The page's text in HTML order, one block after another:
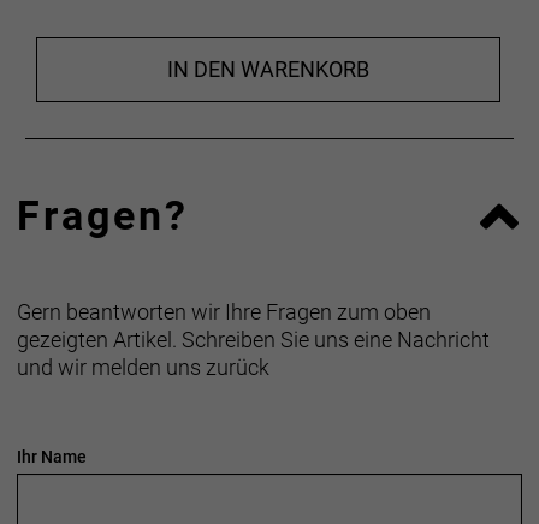
größtem Ritzel
Anzahl Gänge: 1
Hinterradbremse: Hydraulische Scheibenbremse
SRAM Apex, Flat Mount
abgerundet, 160 mm
Max. Bremsscheibendu
SRAM Apex, 12fach
SRAM Paceline, Center Lock Scheibenaufnahme,
IN DEN WARENKORB
Fragen?
Gern beantworten wir Ihre Fragen zum oben
gezeigten Artikel. Schreiben Sie uns eine Nachricht
und wir melden uns zurück
Ihr Name